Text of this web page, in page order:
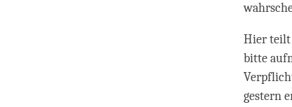
Hier teilt
bitte
gestern